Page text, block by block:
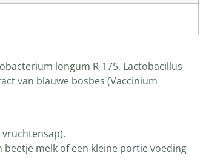
longum R-175, Lactobacillus
van blauwe bosbes (Vaccinium
melk of een kleine portie voeding